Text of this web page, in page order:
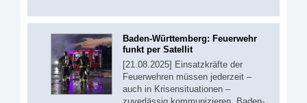
Baden-Württemberg: Feuerwehr
funkt per Satellit
[21.08.2025] Einsatzkräfte der
Feuerwehren müssen jederzeit –
auch in Krisensituationen –